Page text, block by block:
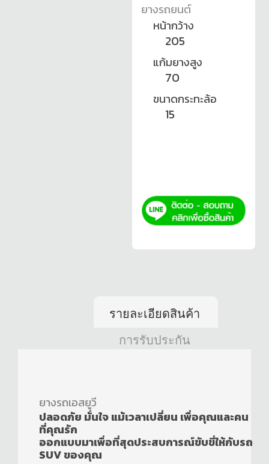
ยางรถยนต์
หน้ากว้าง
205
แก้มยางสูง
70
ขนาดกระทะล้อ
15
รายละเอียดสินค้า
การรับประกัน
ยางรถเอสยูวี
ปลอดภัย มั่นใจ แม้เวลาเปลี่ยน เพื่อคุณและคน
ที่คุณรัก
ออกแบบมาเพื่อที่สุดประสบการณ์ขับขี่ให้กับรถ
SUV ของคุณ